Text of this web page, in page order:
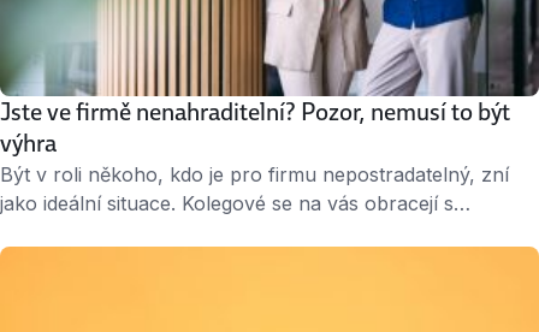
Jste ve firmě nenahraditelní? Pozor, nemusí to být
výhra
Být v roli někoho, kdo je pro firmu nepostradatelný, zní
jako ideální situace. Kolegové se na vás obracejí s
by některé věci jednoduše nefungovaly. Jenže právě v